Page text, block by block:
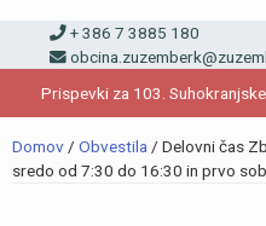
+ 386 7 3885 180
Prispevki za 103.
Domov / Obvestila / Delovni čas
sredo od 7:30 do 16:30 in prvo